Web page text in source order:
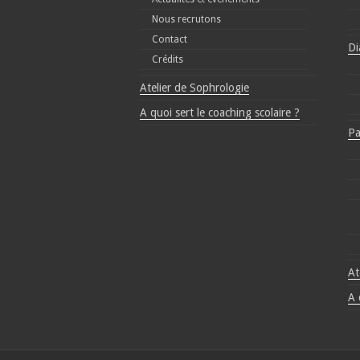
Nous recrutons
Contact
Crédits
Atelier de Sophrologie
A quoi sert le coaching scolaire ?
A